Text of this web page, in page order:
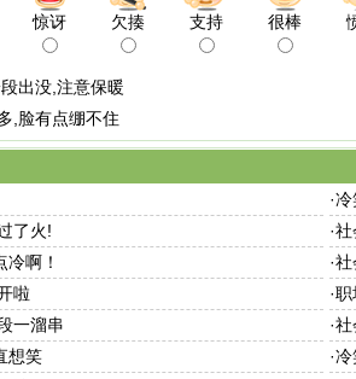
惊讶 欠揍 支持 很棒
出没,注意保暖
,脸有点绷不住
·冷
了火! ·社
啊！ ·社
啦 ·职
一溜串 ·社
想笑 ·冷